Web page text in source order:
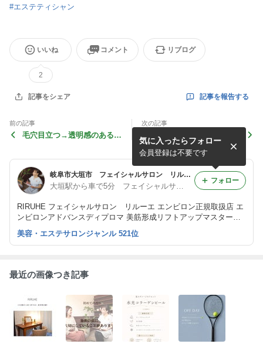
#エステティシャン
いいね
2
コメント リブログ
記事をシェア 記事を報告する
前の記事
毛穴目立つ→透明感のあるお
次の記事
肌のお手入れが楽しくなって
きたお客様
岐阜市大垣市 フェイシャルサロン リルーエ
RIRUHE フェイシャルサロン リルーエ エンビロン正規取扱店 エ
ンビロンアドバンスディプロマ 美筋形成リフトアップマスター資
格
気に入ったらフォロー
会員登録は不要です
フォロー
美容・エステサロンジャンル 521位
最近の画像つき記事